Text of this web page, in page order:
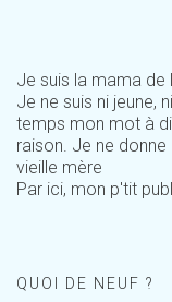
Je suis la mama de
Je ne suis ni jeune,
temps mon mot à
raison. Je ne
vieille mère
Par ici, mon p'tit
QUOI DE NEUF ?